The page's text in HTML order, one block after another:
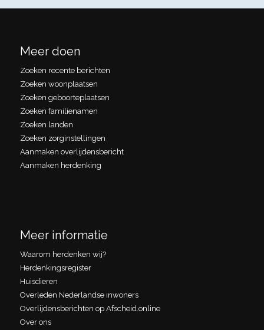
Meer doen
Zoeken recente berichten
Zoeken woonplaatsen
Zoeken geboorteplaatsen
Zoeken familienamen
Zoeken landen
Zoeken zorginstellingen
Aanmaken overlijdensbericht
Aanmaken herdenking
Meer informatie
Waarom herdenken wij?
Herdenkingsregister
Huisdieren
Overleden Nederlandse inwoners
Overlijdensberichten op Afscheid.online
Over ons